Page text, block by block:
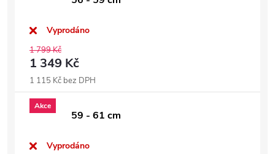
Vyprodáno
1 799 Kč
1 349 Kč
1 115 Kč bez DPH
Akce
59 - 61 cm
Vyprodáno